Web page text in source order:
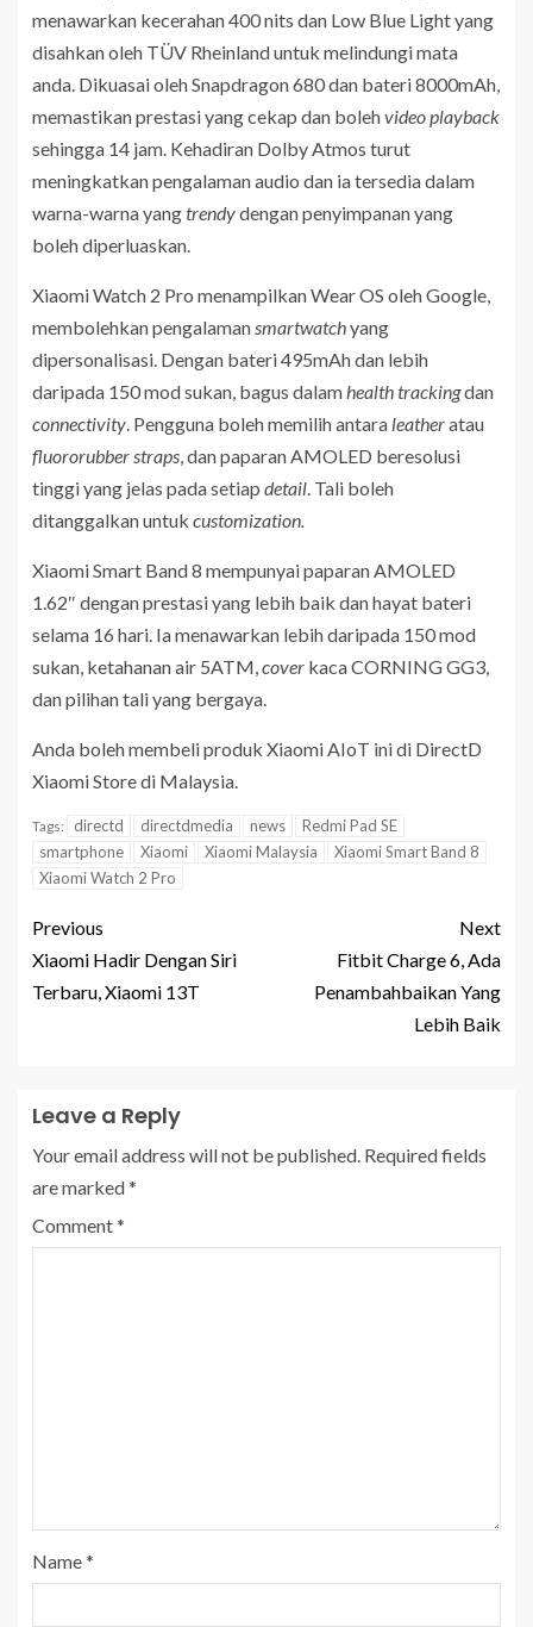
menawarkan kecerahan 400 nits dan Low Blue Light yang
disahkan oleh TÜV Rheinland untuk melindungi mata
anda. Dikuasai oleh Snapdragon 680 dan bateri 8000mAh,
memastikan prestasi yang cekap dan bolehvideo playback
sehingga 14 jam. Kehadiran Dolby Atmos turut
meningkatkan pengalaman audio dan ia tersedia dalam
warna-warna yangtrendydengan penyimpanan yang
boleh diperluaskan.
Xiaomi Watch 2 Pro menampilkan Wear OS oleh Google,
membolehkan pengalaman smartwatchyang
dipersonalisasi. Dengan bateri 495mAh dan lebih
daripada 150 mod sukan, bagus dalam health trackingdan
connectivity . Pengguna boleh memilih antara leatheratau
fluororubber straps , dan paparan AMOLED beresolusi
tinggi yang jelas pada setiap detail . Tali boleh
ditanggalkan untuk customization.
Xiaomi Smart Band 8 mempunyai paparan AMOLED
1.62″ dengan prestasi yang lebih baik dan hayat bateri
selama 16 hari. Ia menawarkan lebih daripada 150 mod
sukan, ketahanan air 5ATM, cover kaca CORNING GG3,
dan pilihan tali yang bergaya.
Anda boleh membeli produk Xiaomi AIoT ini di DirectD
Xiaomi Store di Malaysia.
Tags: directd directdmedia news
Redmi Pad SE
smartphone
Xiaomi Xiaomi Malaysia
Xiaomi Smart Band 8
Xiaomi Watch 2 Pro
Previous
Xiaomi Hadir Dengan Siri
Terbaru, Xiaomi 13T
Next
Fitbit Charge 6, Ada
Penambahbaikan Yang
Lebih Baik
Leave a Reply
Your email address will not be published. Required fields
are marked*
Comment*
Name*